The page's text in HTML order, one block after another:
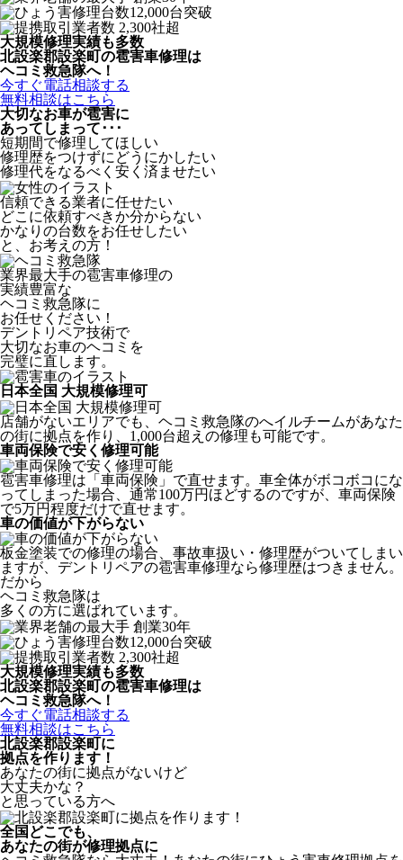
大規模修理実績も多数
北設楽郡設楽町の雹害車修理は
ヘコミ救急隊へ！
今すぐ電話相談する
無料相談はこちら
大切なお車が雹害に
あってしまって･･･
短期間で修理してほしい
修理歴をつけずにどうにかしたい
修理代をなるべく安く済ませたい
信頼できる業者に任せたい
どこに依頼すべきか分からない
かなりの台数をお任せしたい
と、お考えの方！
業界最大手の雹害車修理の
実績豊富な
ヘコミ救急隊に
お任せください！
デントリペア技術で
大切なお車のヘコミを
完璧に直します。
日本全国 大規模修理可
店舗がないエリアでも、ヘコミ救急隊のへイルチームがあなた
の街に拠点を作り、1,000台超えの修理も可能です。
車両保険で安く修理可能
雹害車修理は「車両保険」で直せます。車全体がボコボコにな
ってしまった場合、通常100万円ほどするのですが、車両保険
で5万円程度だけで直せます。
車の価値が下がらない
板金塗装での修理の場合、事故車扱い・修理歴がついてしまい
ますが、デントリペアの雹害車修理なら修理歴はつきません。
だから
ヘコミ救急隊は
多くの方に選ばれています。
大規模修理実績も多数
北設楽郡設楽町の雹害車修理は
ヘコミ救急隊へ！
今すぐ電話相談する
無料相談はこちら
北設楽郡設楽町に
拠点を作ります！
あなたの街に拠点がないけど
大丈夫かな？
と思っている方へ
全国どこでも、
あなたの街が修理拠点に